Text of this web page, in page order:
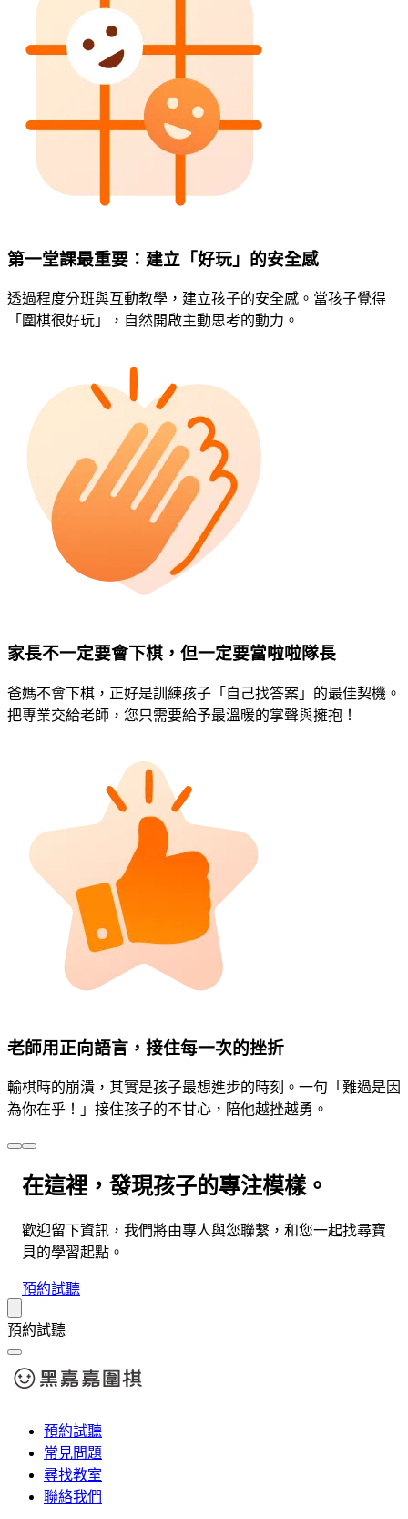
第一堂課最重要：建立「好玩」的安全感
透過程度分班與互動教學，建立孩子的安全感。當孩子覺得
「圍棋很好玩」，自然開啟主動思考的動力。
家長不一定要會下棋，但一定要當啦啦隊長
爸媽不會下棋，正好是訓練孩子「自己找答案」的最佳契機。
把專業交給老師，您只需要給予最溫暖的掌聲與擁抱！
老師用正向語言，接住每一次的挫折
輸棋時的崩潰，其實是孩子最想進步的時刻。一句「難過是因
為你在乎！」接住孩子的不甘心，陪他越挫越勇。
在這裡，發現孩子的專注模樣。
歡迎留下資訊，我們將由專人與您聯繫，和您一起找尋寶
貝的學習起點。
預約試聽
預約試聽
預約試聽
常見問題
尋找教室
聯絡我們